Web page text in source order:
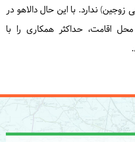
زوجین) ندارد. با این حال دالاهو در
اقامت، حداکثر همکاری را با